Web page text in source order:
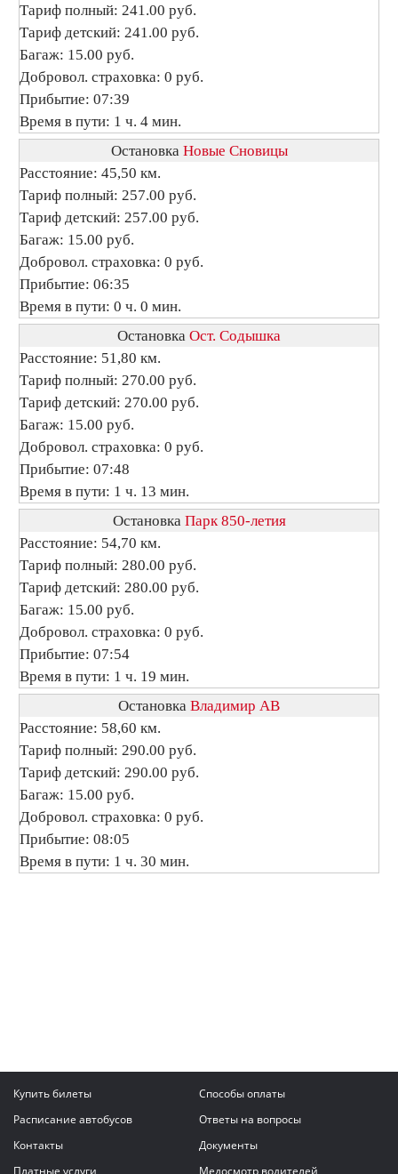
Тариф полный: 241.00 руб.
Тариф детский: 241.00 руб.
Багаж: 15.00 руб.
Добровол. страховка: 0 руб.
Прибытие: 07:39
Время в пути: 1 ч. 4 мин.
Остановка Новые Сновицы
Расстояние: 45,50 км.
Тариф полный: 257.00 руб.
Тариф детский: 257.00 руб.
Багаж: 15.00 руб.
Добровол. страховка: 0 руб.
Прибытие: 06:35
Время в пути: 0 ч. 0 мин.
Остановка Ост. Содышка
Расстояние: 51,80 км.
Тариф полный: 270.00 руб.
Тариф детский: 270.00 руб.
Багаж: 15.00 руб.
Добровол. страховка: 0 руб.
Прибытие: 07:48
Время в пути: 1 ч. 13 мин.
Остановка Парк 850-летия
Расстояние: 54,70 км.
Тариф полный: 280.00 руб.
Тариф детский: 280.00 руб.
Багаж: 15.00 руб.
Добровол. страховка: 0 руб.
Прибытие: 07:54
Время в пути: 1 ч. 19 мин.
Остановка Владимир АВ
Расстояние: 58,60 км.
Тариф полный: 290.00 руб.
Тариф детский: 290.00 руб.
Багаж: 15.00 руб.
Добровол. страховка: 0 руб.
Прибытие: 08:05
Время в пути: 1 ч. 30 мин.
Купить билеты
Способы оплаты
Расписание автобусов
Ответы на вопросы
Контакты
Документы
Платные услуги
Медосмотр водителей